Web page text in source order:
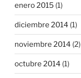
enero 2015 (1)
diciembre 2014 (1)
noviembre 2014 (2)
octubre 2014 (1)